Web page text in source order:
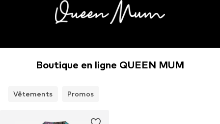
Boutique en ligne QUEEN MUM
Vêtements Promos